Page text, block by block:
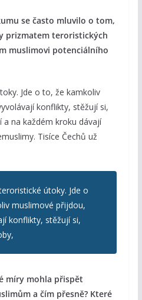
se často mluvilo o tom,
prizmatem teroristických
muslimovi potenciálního
Jde o to, že kamkoliv
konflikty, stěžují si,
na každém kroku dávají
Tisíce Čechů už
útoky. Jde o
muslimové přijdou,
konflikty, stěžují si,
míry mohla přispět
a čím přesně? Které